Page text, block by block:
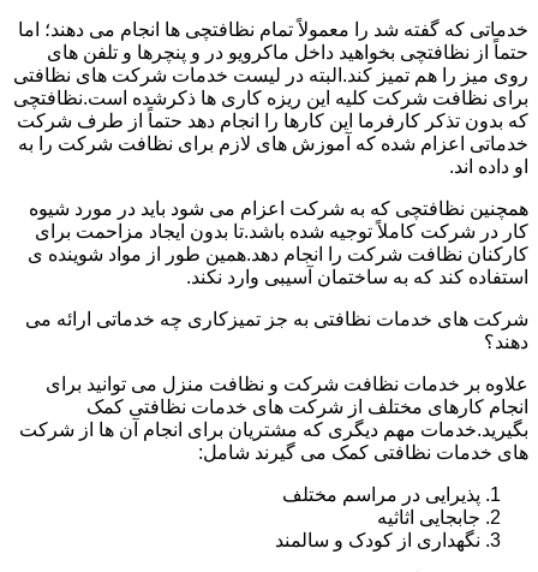
خدماتی که گفته شد را معمولاً تمام نظافتچی ها انجام می دهند؛ اما
حتماً از نظافتچی بخواهید داخل ماکرویو در و پنچرها و تلفن های
روی میز را هم تمیز کند.البته در لیست خدمات شرکت های نظافتی
برای نظافت شرکت کلیه این ریزه کاری ها ذکرشده است.نظافتچی
که بدون تذکر کارفرما این کارها را انجام دهد حتماً از طرف شرکت
خدماتی اعزام شده که آموزش های لازم برای نظافت شرکت را به
او داده اند.
همچنین نظافتچی که به شرکت اعزام می شود باید در مورد شیوه
کار در شرکت کاملاً توجیه شده باشد.تا بدون ایجاد مزاحمت برای
کارکنان نظافت شرکت را انجام دهد.همین طور از مواد شوینده ی
استفاده کند که به ساختمان آسیبی وارد نکند.
شرکت های خدمات نظافتی به جز تمیزکاری چه خدماتی ارائه می
دهند؟
علاوه بر خدمات نظافت شرکت و نظافت منزل می توانید برای
انجام کارهای مختلف از شرکت های خدمات نظافتی کمک
بگیرید.خدمات مهم دیگری که مشتریان برای انجام آن ها از شرکت
های خدمات نظافتی کمک می گیرند شامل:
پذیرایی در مراسم مختلف
جابجایی اثاثیه
نگهداری از کودک و سالمند